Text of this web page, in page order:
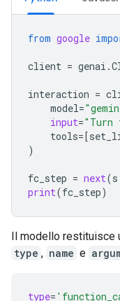
from google
client = genai .
interaction =
model=
input="Turn
tools= [
)
fc_step = next(s
print(fc_step)
Il modello restituisce
type , name e
type=